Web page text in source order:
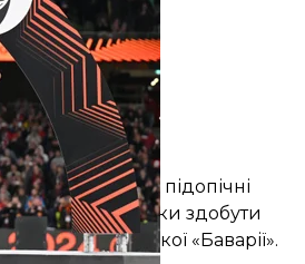
«Баєра» — підопічні
жодної поразки здобути
мюнхенської «Баварії».